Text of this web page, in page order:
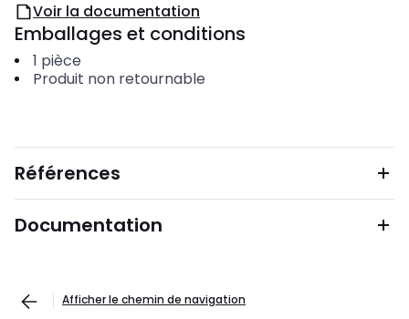
Voir la documentation
Emballages et conditions
1 pièce
Produit non retournable
Références
Documentation
Afficher le chemin de navigation